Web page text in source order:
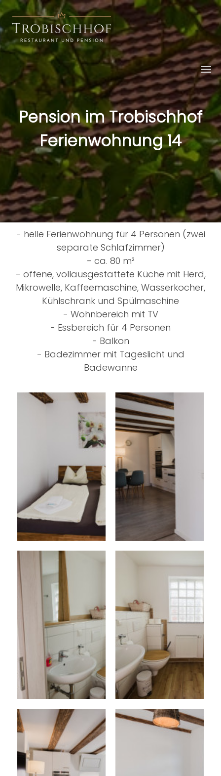
Pension im Trobischhof
Ferienwohnung 14
- helle Ferienwohnung für 4 Personen (zwei
separate Schlafzimmer)
- ca. 80 m²
- offene, vollausgestattete Küche mit Herd,
Mikrowelle, Kaffeemaschine, Wasserkocher,
Kühlschrank und Spülmaschine
- Wohnbereich mit TV
- Essbereich für 4 Personen
- Balkon
- Badezimmer mit Tageslicht und
Badewanne